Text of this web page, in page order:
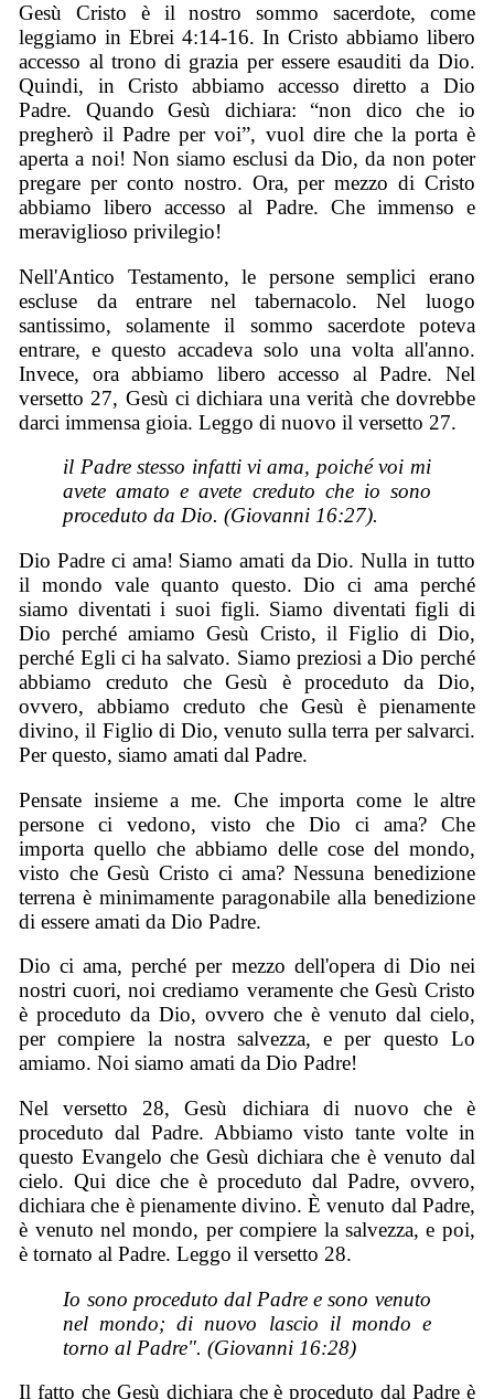
Gesù Cristo è il nostro sommo sacerdote, come
leggiamo in Ebrei 4:14-16. In Cristo abbiamo libero
accesso al trono di grazia per essere esauditi da Dio.
Quindi, in Cristo abbiamo accesso diretto a Dio
Padre. Quando Gesù dichiara: “non dico che io
pregherò il Padre per voi”, vuol dire che la porta è
aperta a noi! Non siamo esclusi da Dio, da non poter
pregare per conto nostro. Ora, per mezzo di Cristo
abbiamo libero accesso al Padre. Che immenso e
meraviglioso privilegio!
Nell'Antico Testamento, le persone semplici erano
escluse da entrare nel tabernacolo. Nel luogo
santissimo, solamente il sommo sacerdote poteva
entrare, e questo accadeva solo una volta all'anno.
Invece, ora abbiamo libero accesso al Padre. Nel
versetto 27, Gesù ci dichiara una verità che dovrebbe
darci immensa gioia. Leggo di nuovo il versetto 27.
il Padre stesso infatti vi ama, poiché voi mi
avete amato e avete creduto che io sono
proceduto da Dio. (Giovanni 16:27).
Dio Padre ci ama! Siamo amati da Dio. Nulla in tutto
il mondo vale quanto questo. Dio ci ama perché
siamo diventati i suoi figli. Siamo diventati figli di
Dio perché amiamo Gesù Cristo, il Figlio di Dio,
perché Egli ci ha salvato. Siamo preziosi a Dio perché
abbiamo creduto che Gesù è proceduto da Dio,
ovvero, abbiamo creduto che Gesù è pienamente
divino, il Figlio di Dio, venuto sulla terra per salvarci.
Per questo, siamo amati dal Padre.
Pensate insieme a me. Che importa come le altre
persone ci vedono, visto che Dio ci ama? Che
importa quello che abbiamo delle cose del mondo,
visto che Gesù Cristo ci ama? Nessuna benedizione
terrena è minimamente paragonabile alla benedizione
di essere amati da Dio Padre.
Dio ci ama, perché per mezzo dell'opera di Dio nei
nostri cuori, noi crediamo veramente che Gesù Cristo
è proceduto da Dio, ovvero che è venuto dal cielo,
per compiere la nostra salvezza, e per questo Lo
amiamo. Noi siamo amati da Dio Padre!
Nel versetto 28, Gesù dichiara di nuovo che è
proceduto dal Padre. Abbiamo visto tante volte in
questo Evangelo che Gesù dichiara che è venuto dal
cielo. Qui dice che è proceduto dal Padre, ovvero,
dichiara che è pienamente divino. È venuto dal Padre,
è venuto nel mondo, per compiere la salvezza, e poi,
è tornato al Padre. Leggo il versetto 28.
Io sono proceduto dal Padre e sono venuto
nel mondo; di nuovo lascio il mondo e
torno al Padre". (Giovanni 16:28)
Il fatto che Gesù dichiara che è proceduto dal Padre è